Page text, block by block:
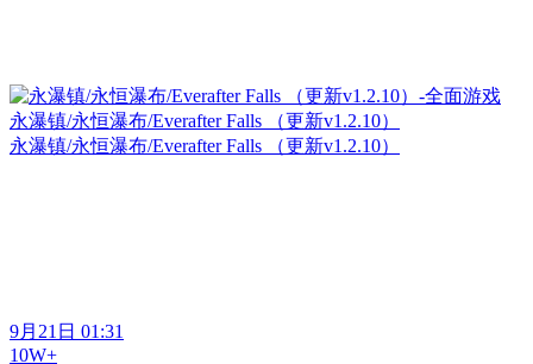
永瀑镇/永恒瀑布/Everafter Falls （更新v1.2.10）
永瀑镇/永恒瀑布/Everafter Falls （更新v1.2.10）
9月21日 01:31
10W+